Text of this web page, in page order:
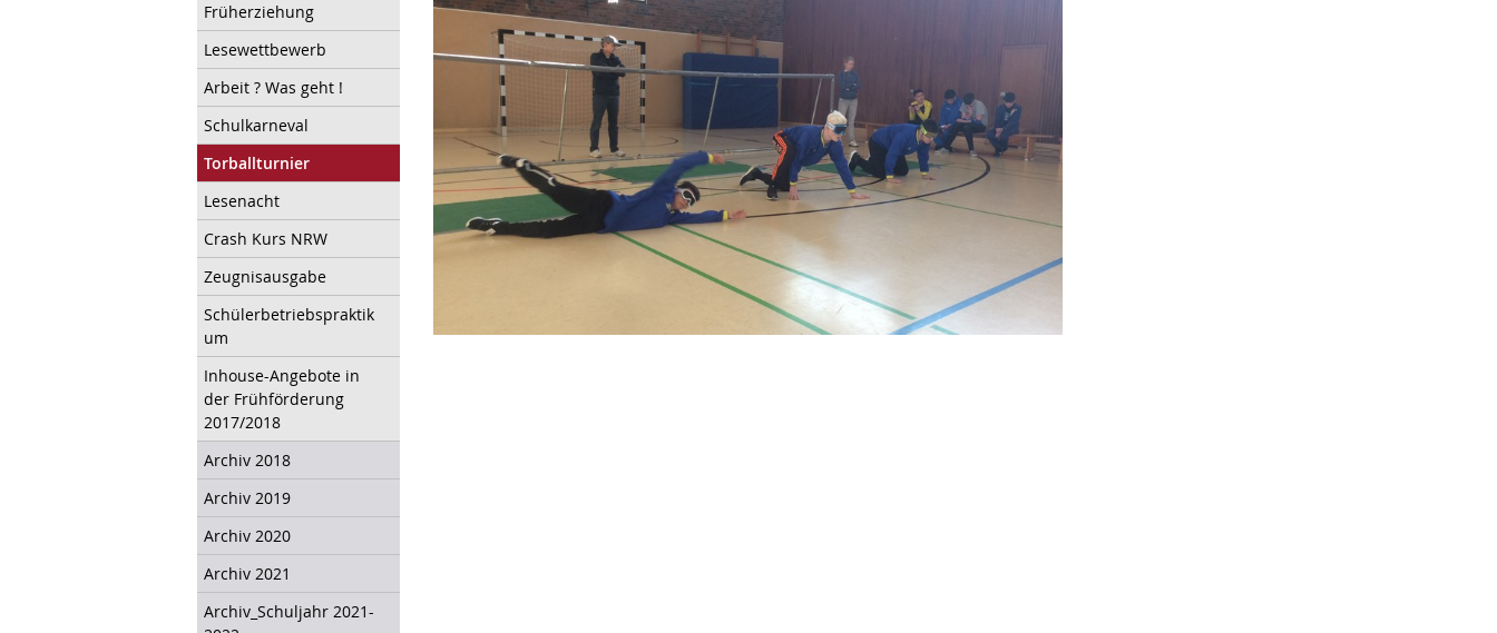
Früherziehung
Lesewettbewerb
Arbeit ? Was geht !
Schulkarneval
Torballturnier
Lesenacht
Crash Kurs NRW
Zeugnisausgabe
Schülerbetriebspraktik
um
Inhouse-Angebote in
der Frühförderung
2017/2018
Archiv 2018
Archiv 2019
Archiv 2020
Archiv 2021
Archiv_Schuljahr 2021-